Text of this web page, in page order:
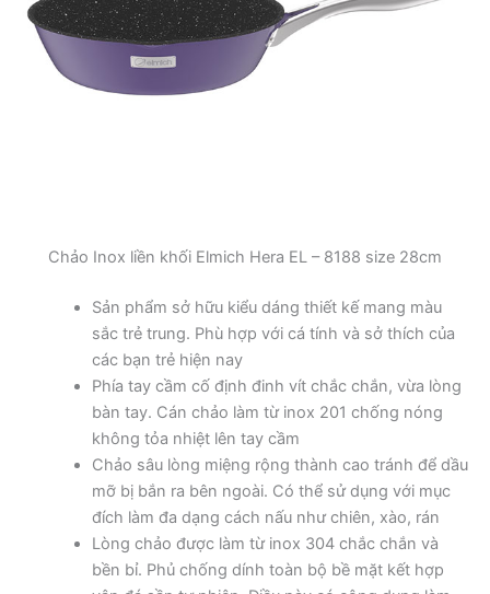
Chảo Inox liền khối Elmich Hera EL – 8188 size 28cm
Sản phẩm sở hữu kiểu dáng thiết kế mang màu
sắc trẻ trung. Phù hợp với cá tính và sở thích của
các bạn trẻ hiện nay
Phía tay cầm cố định đinh vít chắc chắn, vừa lòng
bàn tay. Cán chảo làm từ inox 201 chống nóng
không tỏa nhiệt lên tay cầm
Chảo sâu lòng miệng rộng thành cao tránh để dầu
mỡ bị bắn ra bên ngoài. Có thể sử dụng với mục
đích làm đa dạng cách nấu như chiên, xào, rán
Lòng chảo được làm từ inox 304 chắc chắn và
bền bỉ. Phủ chống dính toàn bộ bề mặt kết hợp